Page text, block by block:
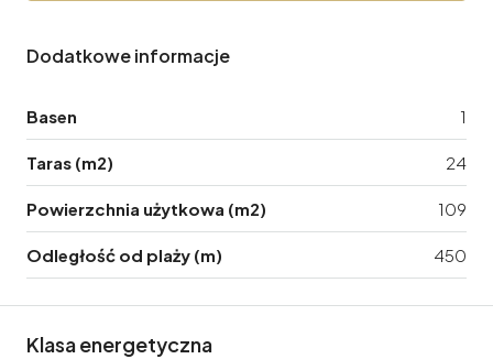
Dodatkowe informacje
Basen 1
Taras (m2) 24
Powierzchnia użytkowa (m2) 109
Odległość od plaży (m) 450
Klasa energetyczna